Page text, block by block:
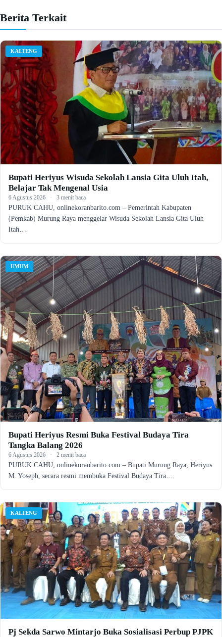
Berita Terkait
KALTENG
Bupati Heriyus Wisuda Sekolah Lansia Gita Uluh Itah,
Belajar Tak Mengenal Usia
6 Agustus 2026 · 3 menit baca
PURUK CAHU, onlinekoranbarito.com – Pemerintah Kabupaten
(Pemkab) Murung Raya menggelar Wisuda Sekolah Lansia Gita Uluh
Itah…
UMUM
Bupati Heriyus Resmi Buka Festival Budaya Tira
Tangka Balang 2026
6 Agustus 2026 · 2 menit baca
PURUK CAHU, onlinekoranbarito.com – Bupati Murung Raya, Heriyus
M. Yoseph, secara resmi membuka Festival Budaya Tira…
KALTENG
Pj Sekda Sarwo Mintarjo Buka Sosialisasi Perbup PJPK